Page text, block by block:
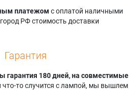
OVERVIEW
DL
OverView
Philips PROSCREEN
4500/40
платежом с оплатой наличными
РФ стоимость доставки
Гарантия
гарантия 180 дней, на совместимые
что-то случится с лампой, мы вышлем